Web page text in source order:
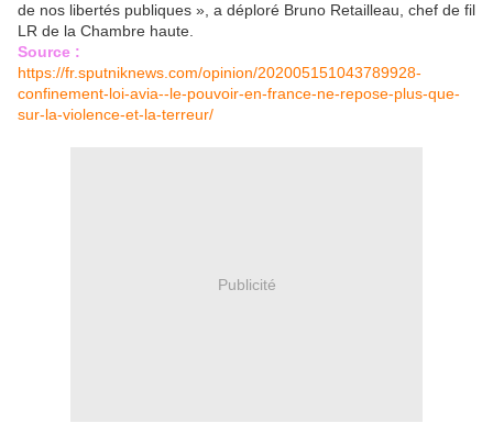
de nos libertés publiques », a déploré Bruno Retailleau, chef de fil
LR de la Chambre haute.
Source :
https://fr.sputniknews.com/opinion/202005151043789928-
confinement-loi-avia--le-pouvoir-en-france-ne-repose-plus-que-
sur-la-violence-et-la-terreur/
Publicité